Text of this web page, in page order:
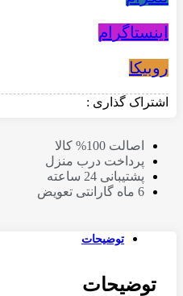
اینستاگرام
روبیکا
اشتراک گذاری :
اصالت 100% کالا
پرداخت درب منزل
پشتیبانی 24 ساعته
6 ماه گارانتی تعویض
توضیحات
توضیحات